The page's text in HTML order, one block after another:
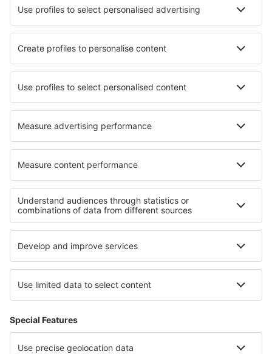
Verblijf in Wolfschlugen Verblijf in Siezenheim
Verblijf in Veere Verblijf in Kisjakabfalva
Verblijf in Brodowin Verblijf in Marienberg
Verblijf in Aysén Verblijf in Los Rios
Verblijf in Puerto Varas Verblijf in Iguazú
Verblijf in het Dachsteinmassief
Verblijf in Lassen Volcanic National Park Verblijf in Val di Sole
Verblijf in Fjords Region